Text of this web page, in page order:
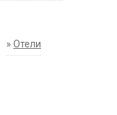
» Отели